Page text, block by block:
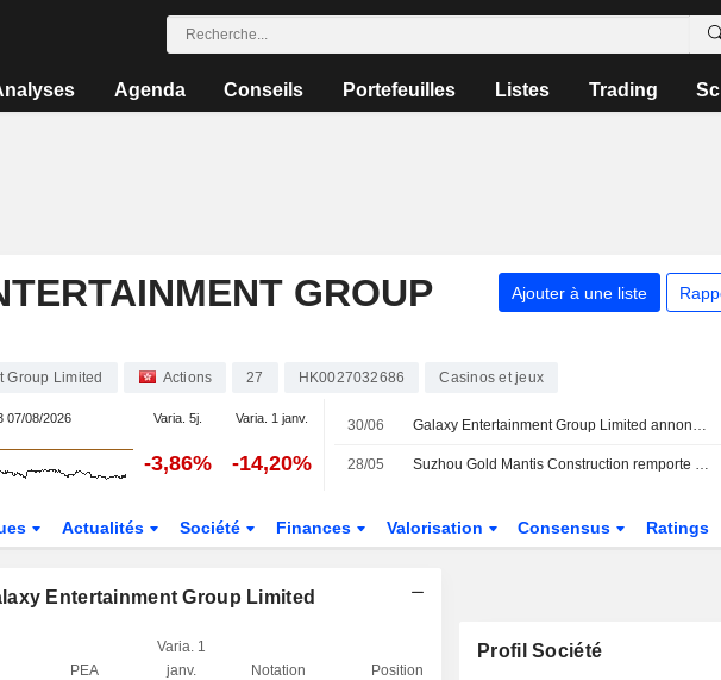
Agenda Conseils Portefeuilles Listes Trading
GROUP
Ajouter à une liste
Group Limited Actions 27 HK0027032686 Casinos et jeux
07/08/2026 Varia. 5j. Varia. 1 janv.
-3,86% -14,20%
30/06 Galaxy Entertainment Group Limited annonce un changement de secrétaire général à compter du 1er juillet 2026
28/05 Suzhou Gold Mantis Construction remporte un appel d'offres pour un complexe hôtelier à Macao
Actualités Société Finances Valorisation Consensus Ratings
Entertainment Group Limited
PEA
Varia. 1
janv.
Notation Position
Profil Société